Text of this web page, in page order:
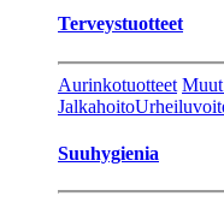
Terveystuotteet
Aurinkotuotteet
Jalkahoito
Suuhygienia